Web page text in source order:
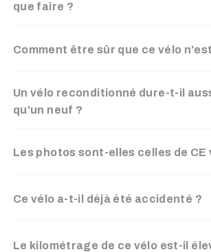
que faire ?
Comment être sûr que ce vélo
Un vélo reconditionné dure-t-il
qu'un neuf ?
Les photos sont-elles celles de CE
Ce vélo a-t-il déjà été accidenté ?
Le kilométrage de ce vélo est-il